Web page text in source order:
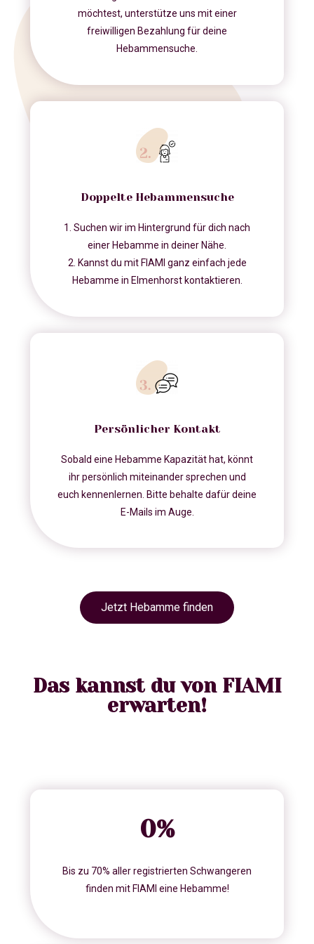
möchtest, unterstütze uns mit einer
freiwilligen Bezahlung für deine
Hebammensuche.
Doppelte Hebammensuche
1. Suchen wir im Hintergrund für dich nach
einer Hebamme in deiner Nähe.
2. Kannst du mit FIAMI ganz einfach jede
Hebamme in Elmenhorst kontaktieren.
Persönlicher Kontakt
Sobald eine Hebamme Kapazität hat, könnt
ihr persönlich miteinander sprechen und
euch kennenlernen. Bitte behalte dafür deine
E-Mails im Auge.
Jetzt Hebamme finden
Das kannst du von FIAMI
erwarten!
0%
Bis zu 70% aller registrierten Schwangeren
finden mit FIAMI eine Hebamme!